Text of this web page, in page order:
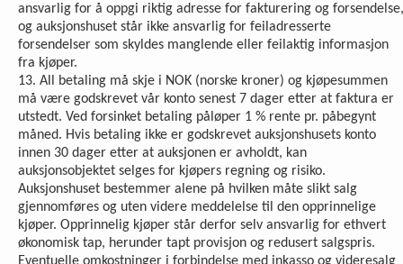
ansvarlig for å oppgi riktig adresse for fakturering og forsendelse,
og auksjonshuset står ikke ansvarlig for feiladresserte
forsendelser som skyldes manglende eller feilaktig informasjon
fra kjøper.
13. All betaling må skje i NOK (norske kroner) og kjøpesummen
må være godskrevet vår konto senest 7 dager etter at faktura er
utstedt. Ved forsinket betaling påløper 1 % rente pr. påbegynt
måned. Hvis betaling ikke er godskrevet auksjonshusets konto
innen 30 dager etter at auksjonen er avholdt, kan
auksjonsobjektet selges for kjøpers regning og risiko.
Auksjonshuset bestemmer alene på hvilken måte slikt salg
gjennomføres og uten videre meddelelse til den opprinnelige
kjøper. Opprinnelig kjøper står derfor selv ansvarlig for ethvert
økonomisk tap, herunder tapt provisjon og redusert salgspris.